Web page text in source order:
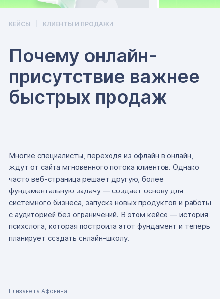
КЕЙСЫ КЛИЕНТЫ И ПРОДАЖИ
Почему онлайн-
присутствие важнее
быстрых продаж
Многие специалисты, переходя из офлайн в онлайн,
ждут от сайта мгновенного потока клиентов. Однако
часто веб-страница решает другую, более
фундаментальную задачу — создает основу для
системного бизнеса, запуска новых продуктов и работы
с аудиторией без ограничений. В этом кейсе — история
психолога, которая построила этот фундамент и теперь
планирует создать онлайн-школу.
Елизавета Афонина